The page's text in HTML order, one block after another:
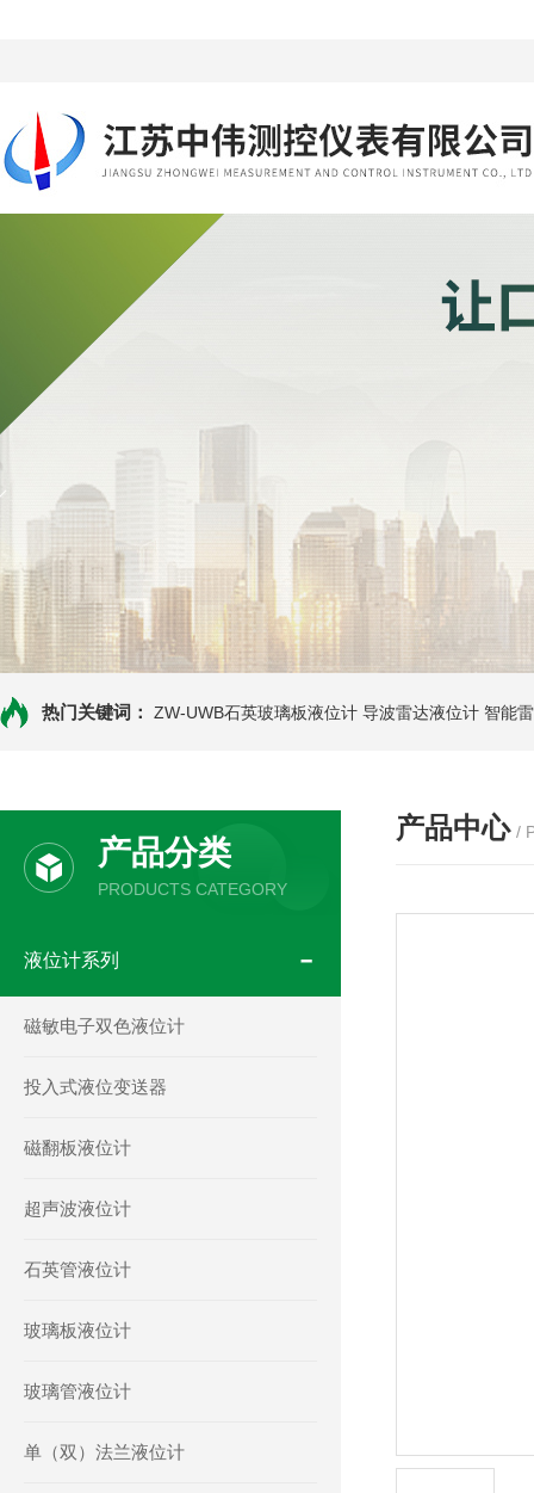
热门关键词： ZW-UWB石英玻璃板液位计 导波雷达液位计 智能
产品分类
PRODUCTS CATEGORY
液位计系列
磁敏电子双色液位计
投入式液位变送器
磁翻板液位计
超声波液位计
石英管液位计
玻璃板液位计
玻璃管液位计
单（双）法兰液位计
产品中心 /